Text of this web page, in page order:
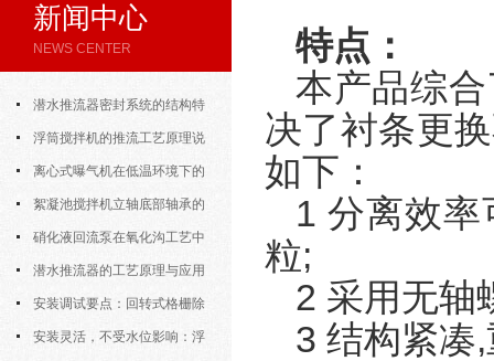
新闻中心
NEWS CENTER
潜水推流器密封系统的结构特
点与渗漏故障处理
浮筒搅拌机的推流工艺原理说
明 离心式曝气机在低温环境下的
运行特性与防冻措施
絮凝池搅拌机立轴底部轴承的
密封防水与免维护设计
硝化液回流泵在氧化沟工艺中
的布置位置对回流效果的影响
潜水推流器的工艺原理与应用
逻辑安装调试要点：回转式格栅除
污机的土建配合要求与水平度校准
安装灵活，不受水位影响：浮
特点：
本产品综
决了衬条更
如下：
1 分离效率
粒;
2 采用无轴
3 结构紧凑